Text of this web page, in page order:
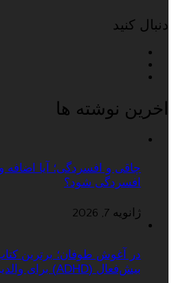
دنبال کنید
اخرین نوشته ها
چاقی و افسردگی؛ آیا اضافه
افسردگی شود؟
ژانویه 7, 2026
در آغوش طوفان؛ برترین
بیش‌فعال (ADHD) برای والدین